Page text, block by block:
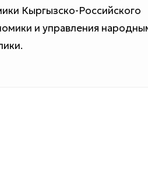
Кыргызско-Российского
и управления